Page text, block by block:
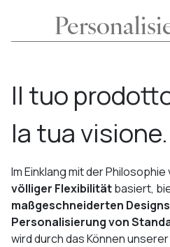
Il tuo
la tua visione.
Im Einklang mit der Philosophie
völliger Flexibilitätbasiert,
maßgeschneiderten
Personalisierung von
wird durch das Können